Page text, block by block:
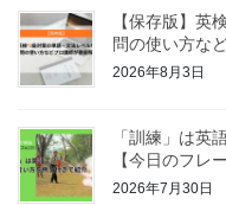
【保存版】英
問の使い方な
2026年8月3日
「訓練」は英
【今日のフレ
2026年7月30日